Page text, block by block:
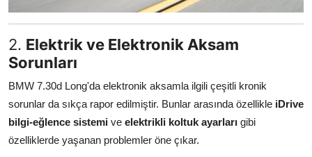
2. Elektrik ve Elektronik Aksam
Sorunları
BMW 7.30d Long'da elektronik aksamla ilgili çeşitli kronik
sorunlar da sıkça rapor edilmiştir. Bunlar arasında özellikle iDrive
bilgi-eğlence sistemi ve elektrikli koltuk ayarları gibi
özelliklerde yaşanan problemler öne çıkar.